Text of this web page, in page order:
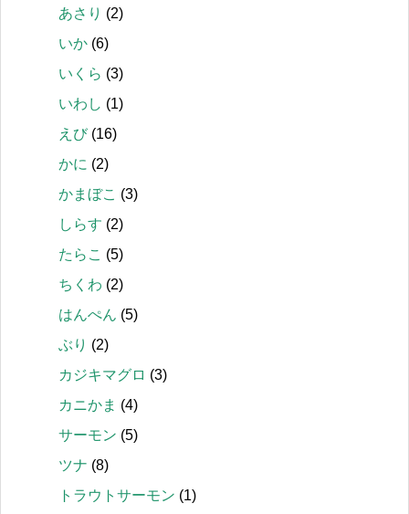
あさり (2)
いか (6)
いくら (3)
いわし (1)
えび(16)
かに (2)
かまぼこ (3)
しらす (2)
たらこ (5)
ちくわ (2)
はんぺん (5)
ぶり (2)
カジキマグロ (3)
カニかま (4)
サーモン (5)
ツナ (8)
トラウトサーモン (1)